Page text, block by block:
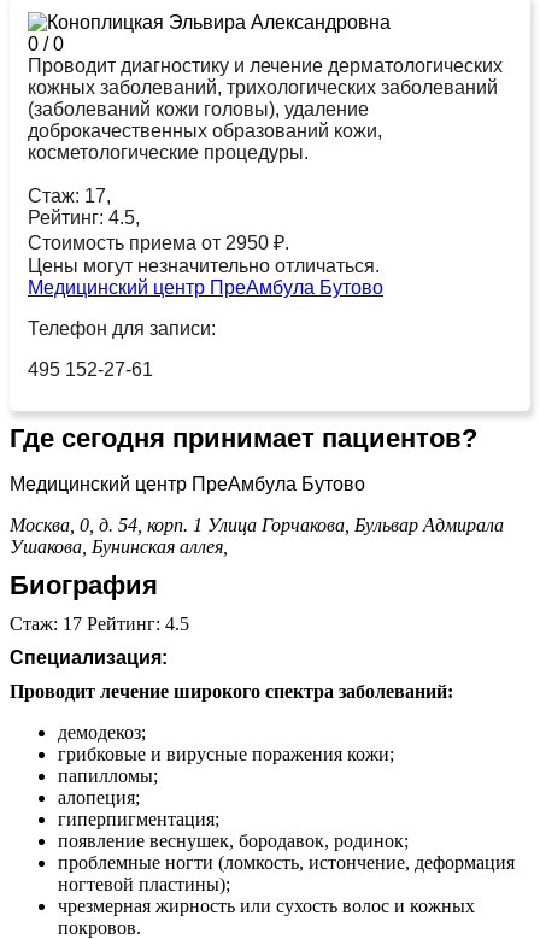
0 /0
Проводит диагностику и лечение дерматологических
кожных заболеваний, трихологических заболеваний
(заболеваний кожи головы), удаление
доброкачественных образований кожи,
косметологические процедуры.
Стаж: 17,
Рейтинг: 4.5,
Стоимость приема от 2950 ₽.
Цены могут незначительно отличаться.
Медицинский центр ПреАмбула Бутово
Телефон для записи:
495 152-27-61
Где сегодня принимает пациентов?
Медицинский центр ПреАмбула Бутово
Москва, 0, д. 54, корп. 1 Улица Горчакова, Бульвар Адмирала
Ушакова, Бунинская аллея,
Биография
Стаж: 17 Рейтинг: 4.5
Специализация:
Проводит лечение широкого спектра заболеваний:
демодекоз;
грибковые и вирусные поражения кожи;
папилломы;
алопеция;
гиперпигментация;
появление веснушек, бородавок, родинок;
проблемные ногти (ломкость, истончение, деформация
ногтевой пластины);
чрезмерная жирность или сухость волос и кожных
покровов.